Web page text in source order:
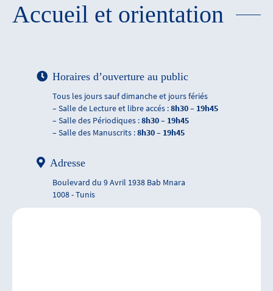
Accueil et orientation
Horaires d’ouverture au public
Tous les jours sauf dimanche et jours fériés
– Salle de Lecture et libre accés :8h30 – 19h45
– Salle des Périodiques :8h30 – 19h45
– Salle des Manuscrits :8h30 – 19h45
Adresse
Boulevard du 9 Avril 1938 Bab Mnara
1008 - Tunis